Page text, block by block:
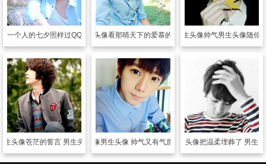
一个人的七夕照样过QQ男生头像
男生头像看那晴天下的爱慕的男生男生头像帅气男生头像随你
生头像苍茫的誓言 男生头像
男生头像男生头像 帅气又有气质的帅哥
男生头像把温柔埋葬了 男生